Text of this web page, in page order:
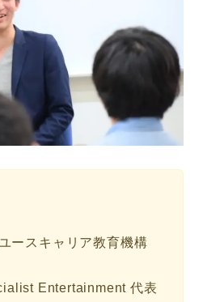
ースキャリア教育機構
Entertainment 代表